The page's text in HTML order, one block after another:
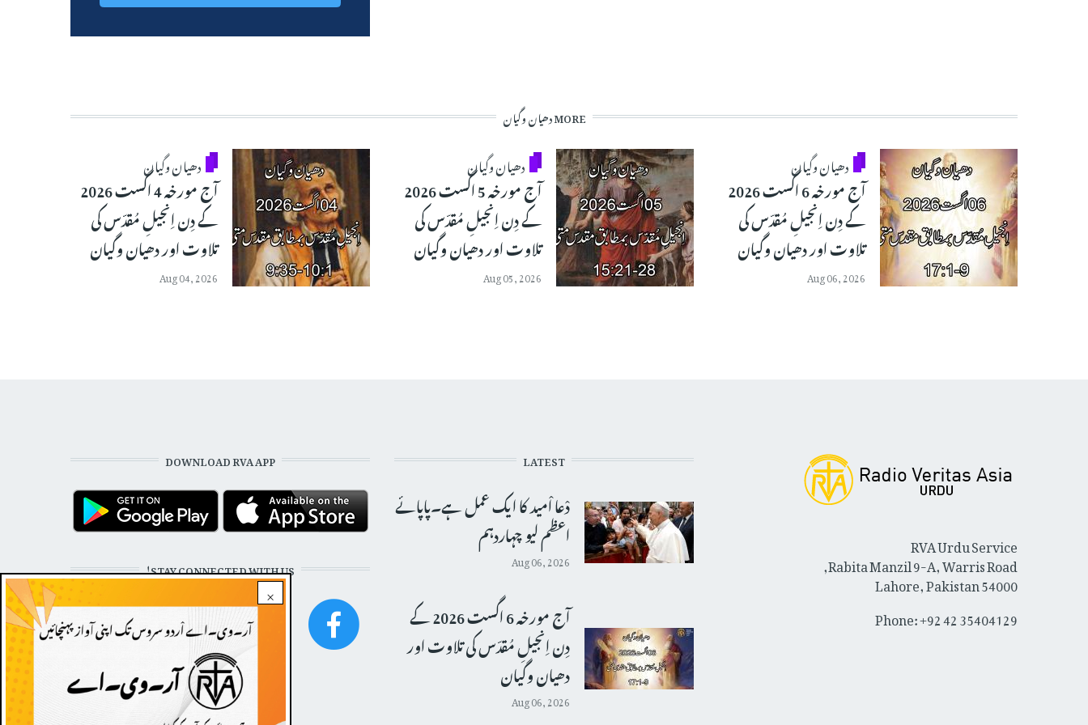
MORE دھیان وگیان
دھیان وگیان
آج مورخہ 6 اگست 2026
کے دِن اِنجیلِ مُقدّس کی
تلاوت اور دھیان وگیان
Aug 06, 2026
دھیان وگیان
آج مورخہ 5 اگست 2026
کے دِن اِنجیلِ مُقدّس کی
تلاوت اور دھیان وگیان
Aug 05, 2026
دھیان وگیان
آج مورخہ 4 اگست 2026
کے دِن اِنجیلِ مُقدّس کی
تلاوت اور دھیان وگیان
Aug 04, 2026
×
RVA Urdu Service
Rabita Manzil 9-A, Warris Road,
Lahore, Pakistan 54000
Phone: +92 42 35404129
LATEST
دْعا اْمید کا ایک عمل ہے۔پاپائے
اعظم لیو چہاردہم
Aug 06, 2026
آج مورخہ 6 اگست 2026 کے
دِن اِنجیلِ مُقدّس کی تلاوت اور
دھیان وگیان
Aug 06, 2026
DOWNLOAD RVA APP
STAY CONNECTED WITH US!